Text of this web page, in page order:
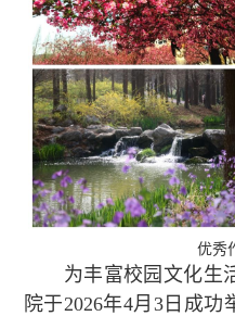
优秀
为丰富校园文化生
院于2026年4月3日成功